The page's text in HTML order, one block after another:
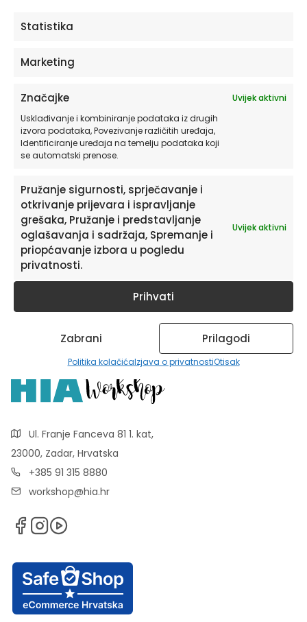
Statistika
Marketing
Značajke
Uvijek aktivni
Usklađivanje i kombiniranje podataka iz drugih
izvora podataka, Povezivanje različitih uređaja,
Identificiranje uređaja na temelju podataka koji
se automatski prenose.
Pružanje sigurnosti, sprječavanje i
otkrivanje prijevara i ispravljanje
grešaka, Pružanje i predstavljanje
oglašavanja i sadržaja, Spremanje i
priopćavanje izbora u pogledu
privatnosti.
Uvijek aktivni
Prihvati
Zabrani Prilagodi
Politika kolačićaIzjava o privatnostiOtisak
Pretplatite se na naš Newsletter
Želite primati savjete i zanimljivosti o uređenju doma te
informacije o novim proizvodima i pogodnostima?
Ul. Franje Fanceva 81 1. kat,
23000, Zadar, Hrvatska
+385 91 315 8880
workshop@hia.hr